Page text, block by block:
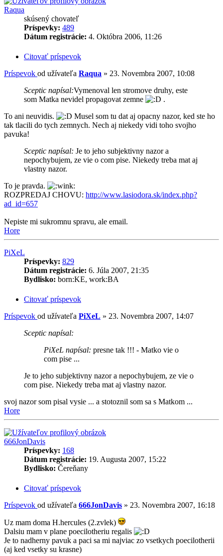
Raqua
skúsený chovateľ
Príspevky: 489
Dátum registrácie: 4. Októbra 2006, 11:26
Citovať príspevok
Príspevok od užívateľa Raqua » 23. Novembra 2007, 10:08
Sceptic napísal:Vymenoval len stromove druhy, este
som Matka nevidel propagovat zemne
.
To ani neuvidis.
Musel som tu dat aj opacny nazor, ked ste ho
tak tlacili do tych zemnych. Nech aj niekedy vidi toho svojho
pavuka!
Sceptic napísal: Je to jeho subjektivny nazor a
nepochybujem, ze vie o com pise. Niekedy treba mat aj
vlastny nazor.
To je pravda.
ROZPREDAJ CHOVU: http://www.lasiodora.sk/index.php?
ad_id=657
Nepiste mi sukromnu spravu, ale email.
Hore
PiXeL
Príspevky: 829
Dátum registrácie: 6. Júla 2007, 21:35
Bydlisko: born:KE, work:BA
Citovať príspevok
Príspevok od užívateľa PiXeL » 23. Novembra 2007, 14:07
Sceptic napísal:
PiXeL napísal: presne tak !!! - Matko vie o
com pise ...
Je to jeho subjektivny nazor a nepochybujem, ze vie o
com pise. Niekedy treba mat aj vlastny nazor.
svoj nazor som pisal vysie ... a stotoznil som sa s Matkom ...
Hore
666JonDavis
Príspevky: 168
Dátum registrácie: 19. Augusta 2007, 15:22
Bydlisko: Čereňany
Citovať príspevok
Príspevok od užívateľa 666JonDavis » 23. Novembra 2007, 16:18
Uz mam doma H.hercules (2.zvlek)
Dalsiu mam v plane poecilotheriu regalis
Je to nadherny pavuk a paci sa mi najviac zo vsetkych poecilotherii
(aj ked vsetky su krasne)